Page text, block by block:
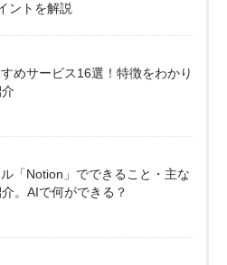
ントを解説
めサービス16選！特徴をわかり
「Notion」でできること・主な
。AIで何ができる？